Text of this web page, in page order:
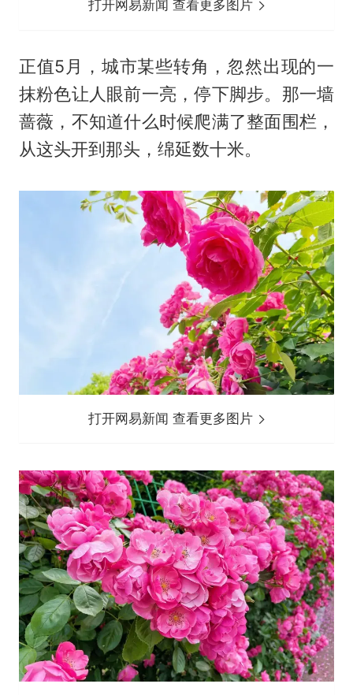
打开网易新闻 查看更多图片
正值5月，城市某些转角，忽然出现的一
抹粉色让人眼前一亮，停下脚步。那一墙
蔷薇，不知道什么时候爬满了整面围栏，
从这头开到那头，绵延数十米。
打开网易新闻 查看更多图片